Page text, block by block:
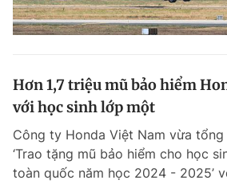
Tiện ích Bạn
Đọc Thanh Niên trên điện thoại
Hơn 1,7 triệu mũ bảo hiểm
với học sinh lớp một
Công ty Honda Việt Nam vừa
‘Trao tặng mũ bảo hiểm cho học
toàn quốc năm học 2024 - 2025’